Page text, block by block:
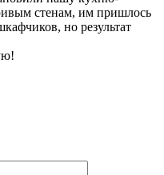
стенам, им пришлось
но результат